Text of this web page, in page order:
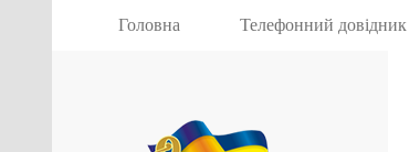
Головна Телефонний довідник